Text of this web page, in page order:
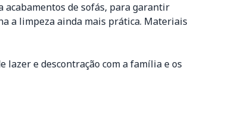
acabamentos de sofás, para garantir
a limpeza ainda mais prática. Materiais
lazer e descontração com a família e os